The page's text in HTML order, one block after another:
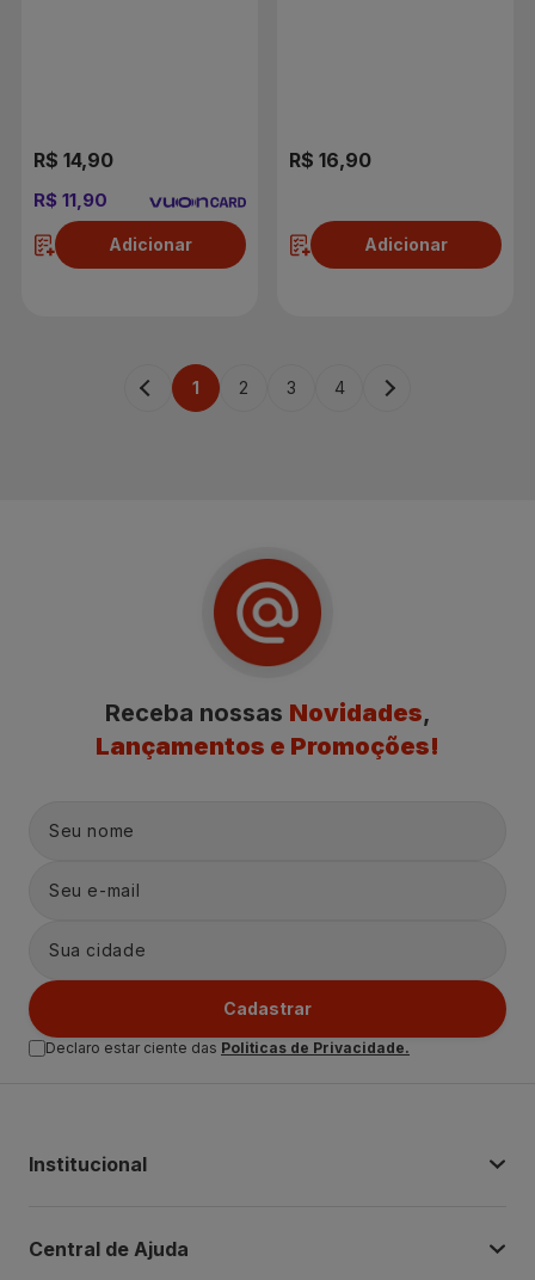
R$ 14,90
R$ 11,90
Adicionar
R$ 16,90
Adicionar
1 2 3 4
Receba nossas Novidades,
Lançamentos e Promoções!
Cadastrar
Declaro estar ciente das Politicas de Privacidade.
Institucional
Central de Ajuda